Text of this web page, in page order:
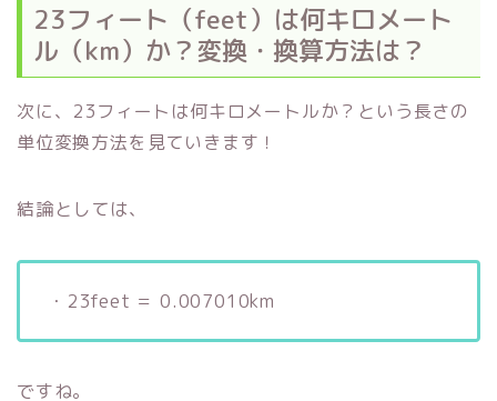
23フィート（feet）は何キロメート
ル（km）か？変換・換算方法は？
次に、23フィートは何キロメートルか？という長さの
単位変換方法を見ていきます！
結論としては、
・23feet ＝ 0.007010km
ですね。